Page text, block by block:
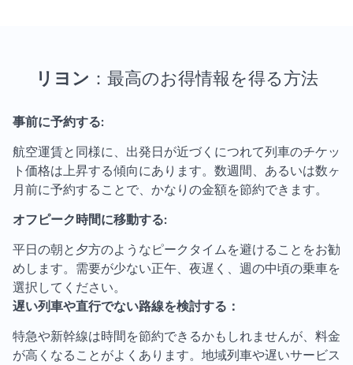
リヨン ：最高のお得情報を得る方法
事前に予約する:
航空運賃と同様に、出発日が近づくにつれて列車のチケッ
ト価格は上昇する傾向にあります。数週間、あるいは数ヶ
月前に予約することで、かなりの金額を節約できます。
オフピーク時間に移動する:
平日の朝と夕方のようなピークタイムを避けることをお勧
めします。需要が少ない正午、夜遅く、週の中頃の乗車を
選択してください。
遅い列車や直行でない路線を検討する：
特急や新幹線は時間を節約できるかもしれませんが、料金
が高くなることがよくあります。地域列車や遅いサービス